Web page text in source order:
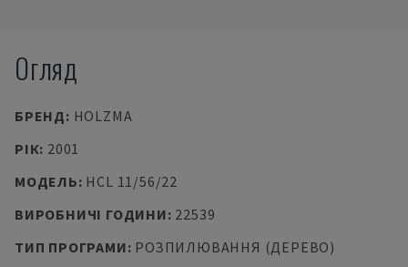
Огляд
БРЕНД: HOLZMA
РІК: 2001
МОДЕЛЬ: HCL 11/56/22
ВИРОБНИЧІ ГОДИНИ: 22539
ТИП ПРОГРАМИ: РОЗПИЛЮВАННЯ (ДЕРЕВО)